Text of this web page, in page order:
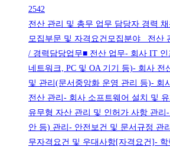
2542
전산 관리 및 총무 업무 담당자 경력 채
모집부문 및 자격요건모집분야 전산
/ 경력담당업무■ 전산 업무- 회사 IT
네트워크, PC 및 OA 기기 등)- 회사 전
및 관리(문서중앙화 운영 관리 등)- 회
전산 관리- 회사 소프트웨어 설치 및
유무형 자산 관리 및 인허가 사항 관리
안 등) 관리- 안전보건 및 문서규정 관
무자격요건 및 우대사항[자격요건]-